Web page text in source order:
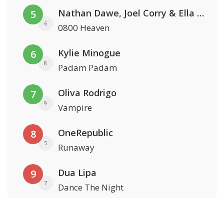
5
6
Nathan Dawe, Joel Corry & Ella Henderson
0800 Heaven
6
8
Kylie Minogue
Padam Padam
7
9
Oliva Rodrigo
Vampire
8
5
OneRepublic
Runaway
9
7
Dua Lipa
Dance The Night